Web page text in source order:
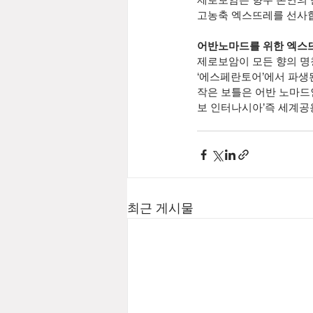
고농축 엑스뜨레를 선사
어반노마드를 위한 엑스
제로보암이 모든 향의
‘에스페란토어’에서 파
작은 보틀은 어반 노마
보 인터나시아’즉 세계
최근 게시물